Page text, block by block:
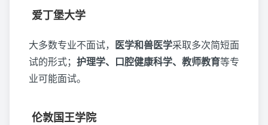
爱丁堡大学
大多数专业不面试， 医学和兽医学采取多次简短面
试的形式； 护理学、口腔健康科学、教师教育等专
业可能面试。
伦敦国王学院